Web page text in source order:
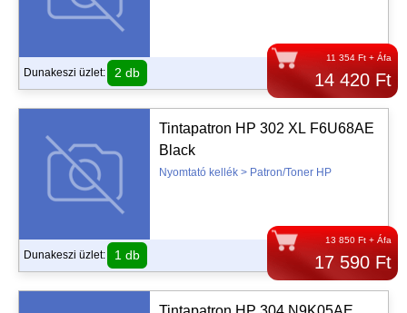
11 354 Ft + Áfa
14 420 Ft
Dunakeszi üzlet: 2 db
13 850 Ft + Áfa
17 590 Ft
Tintapatron HP 302 XL F6U68AE
Black
Nyomtató kellék > Patron/Toner HP
Dunakeszi üzlet: 1 db